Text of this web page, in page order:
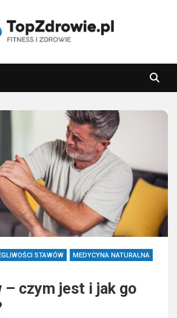
STAWÓW
MEDYCYNA NATURALNA
– czym jest i jak go